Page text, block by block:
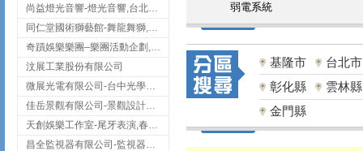
尚益燈光音響-燈光音響,台北燈光音響,台北燈光音響出租
同仁堂國術獅藝館-舞龍舞獅,台中舞龍舞獅
奇蹟娛樂樂團–樂團活動企劃,台中樂團表演,台中婚禮樂團
汶展工業股份有限公司
微展光電有限公司-台中光學鍍膜,optical filter taiwan,台灣光學鍍膜
佳岳景觀有限公司-景觀設計公司,台北景觀設計,台北景觀工程,中山區景觀設計
天創娛樂工作室-尾牙表演,春酒表演,板橋尾牙表演
昌全監視器有限公司-監視器安裝,高雄監視器安裝,鳳山區監視器安裝
弱電系統
基隆市
台北市
彰化縣
雲林縣
金門縣